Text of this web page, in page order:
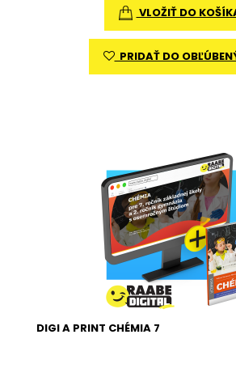
VLOŽIŤ DO
PRIDAŤ DO
DIGI A PRINT CHÉMIA 7